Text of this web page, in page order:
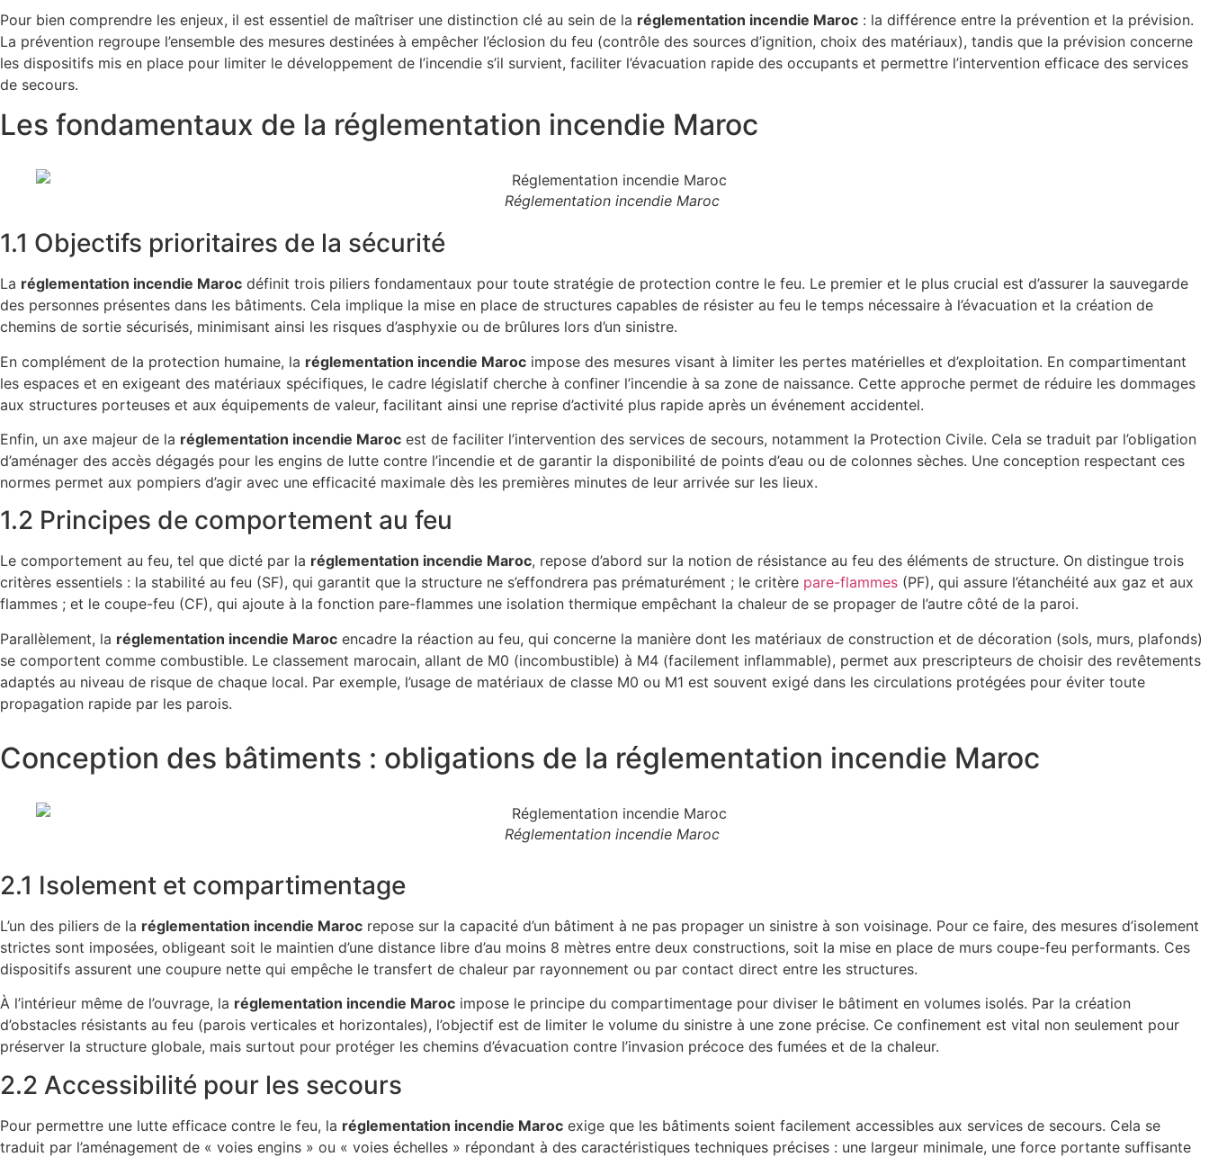
Pour bien comprendre les enjeux, il est essentiel de maîtriser une distinction clé au sein de la réglementation incendie Maroc : la différence entre la prévention et la prévision.
La prévention regroupe l’ensemble des mesures destinées à empêcher l’éclosion du feu (contrôle des sources d’ignition, choix des matériaux), tandis que la prévision concerne
les dispositifs mis en place pour limiter le développement de l’incendie s’il survient, faciliter l’évacuation rapide des occupants et permettre l’intervention efficace des services
de secours.
Les fondamentaux de la réglementation incendie Maroc
Réglementation incendie Maroc
1.1 Objectifs prioritaires de la sécurité
La réglementation incendie Maroc définit trois piliers fondamentaux pour toute stratégie de protection contre le feu. Le premier et le plus crucial est d’assurer la sauvegarde
des personnes présentes dans les bâtiments. Cela implique la mise en place de structures capables de résister au feu le temps nécessaire à l’évacuation et la création de
chemins de sortie sécurisés, minimisant ainsi les risques d’asphyxie ou de brûlures lors d’un sinistre.
En complément de la protection humaine, la réglementation incendie Maroc impose des mesures visant à limiter les pertes matérielles et d’exploitation. En compartimentant
les espaces et en exigeant des matériaux spécifiques, le cadre législatif cherche à confiner l’incendie à sa zone de naissance. Cette approche permet de réduire les dommages
aux structures porteuses et aux équipements de valeur, facilitant ainsi une reprise d’activité plus rapide après un événement accidentel.
Enfin, un axe majeur de la réglementation incendie Maroc est de faciliter l’intervention des services de secours, notamment la Protection Civile. Cela se traduit par l’obligation
d’aménager des accès dégagés pour les engins de lutte contre l’incendie et de garantir la disponibilité de points d’eau ou de colonnes sèches. Une conception respectant ces
normes permet aux pompiers d’agir avec une efficacité maximale dès les premières minutes de leur arrivée sur les lieux.
1.2 Principes de comportement au feu
Le comportement au feu, tel que dicté par la réglementation incendie Maroc, repose d’abord sur la notion de résistance au feu des éléments de structure. On distingue trois
critères essentiels : la stabilité au feu (SF), qui garantit que la structure ne s’effondrera pas prématurément ; le critère pare-flammes (PF), qui assure l’étanchéité aux gaz et aux
flammes ; et le coupe-feu (CF), qui ajoute à la fonction pare-flammes une isolation thermique empêchant la chaleur de se propager de l’autre côté de la paroi.
Parallèlement, la réglementation incendie Maroc encadre la réaction au feu, qui concerne la manière dont les matériaux de construction et de décoration (sols, murs, plafonds)
se comportent comme combustible. Le classement marocain, allant de M0 (incombustible) à M4 (facilement inflammable), permet aux prescripteurs de choisir des revêtements
adaptés au niveau de risque de chaque local. Par exemple, l’usage de matériaux de classe M0 ou M1 est souvent exigé dans les circulations protégées pour éviter toute
propagation rapide par les parois.
Conception des bâtiments : obligations de la réglementation incendie Maroc
Réglementation incendie Maroc
2.1 Isolement et compartimentage
L’un des piliers de la réglementation incendie Maroc repose sur la capacité d’un bâtiment à ne pas propager un sinistre à son voisinage. Pour ce faire, des mesures d’isolement
strictes sont imposées, obligeant soit le maintien d’une distance libre d’au moins 8 mètres entre deux constructions, soit la mise en place de murs coupe-feu performants. Ces
dispositifs assurent une coupure nette qui empêche le transfert de chaleur par rayonnement ou par contact direct entre les structures.
À l’intérieur même de l’ouvrage, la réglementation incendie Maroc impose le principe du compartimentage pour diviser le bâtiment en volumes isolés. Par la création
d’obstacles résistants au feu (parois verticales et horizontales), l’objectif est de limiter le volume du sinistre à une zone précise. Ce confinement est vital non seulement pour
préserver la structure globale, mais surtout pour protéger les chemins d’évacuation contre l’invasion précoce des fumées et de la chaleur.
2.2 Accessibilité pour les secours
Pour permettre une lutte efficace contre le feu, la réglementation incendie Maroc exige que les bâtiments soient facilement accessibles aux services de secours. Cela se
traduit par l’aménagement de « voies engins » ou « voies échelles » répondant à des caractéristiques techniques précises : une largeur minimale, une force portante suffisante